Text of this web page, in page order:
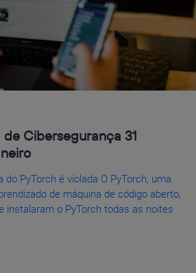
Cibersegurança 31
do PyTorch é violada O PyTorch, uma
de máquina de código aberto,
instalaram o PyTorch todas as noites